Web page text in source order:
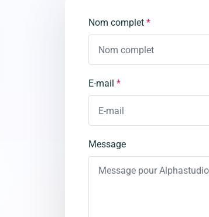
Nom complet *
E-mail *
Message